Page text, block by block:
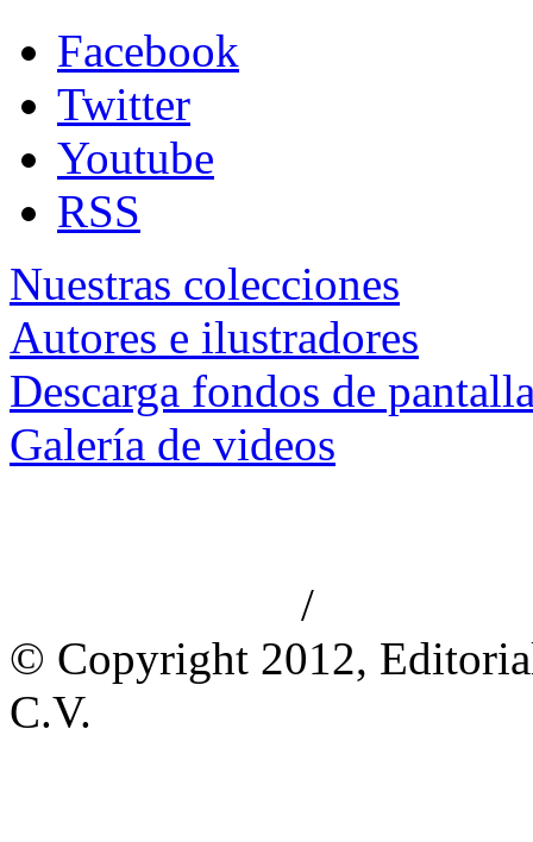
Facebook
Twitter
Youtube
RSS
Nuestras colecciones
Autores e ilustradores
Descarga fondos de
Galería de videos
/
© Copyright 2012,
C.V.